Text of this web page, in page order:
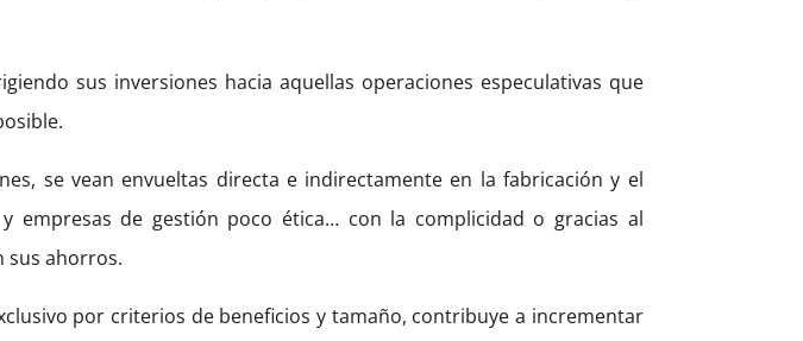
sus inversiones hacia aquellas operaciones especulativas que
se vean envueltas directa e indirectamente en la fabricación y el
empresas de gestión poco ética… con la complicidad o gracias al
sus ahorros.
por criterios de beneficios y tamaño, contribuye a incrementar